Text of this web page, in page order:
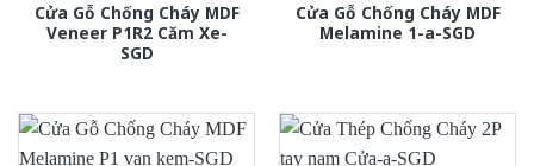
Cửa Gỗ Chống Cháy MDF
Veneer P1R2 Căm Xe-
SGD
Cửa Gỗ Chống Cháy MDF
Melamine 1-a-SGD